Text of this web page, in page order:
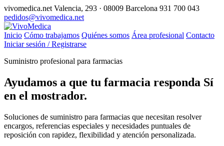
vivomedica.net Valencia, 293 · 08009 Barcelona 931 700 043
pedidos@vivomedica.net
Inicio Cómo trabajamos Quiénes somos Área profesional Contacto
Iniciar sesión / Registrarse
Suministro profesional para farmacias
Ayudamos a que tu farmacia responda Sí
en el mostrador.
Soluciones de suministro para farmacias que necesitan resolver
encargos, referencias especiales y necesidades puntuales de
reposición con rapidez, flexibilidad y atención personalizada.